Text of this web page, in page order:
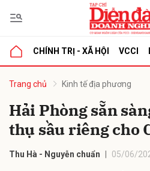
CHÍNH TRỊ - XÃ HỘI VCCI
Trang chủ Kinh tế địa phương
Hải Phòng sẵn
thụ sầu riêng cho
Thu Hà - Nguyễn chuẩn 05/06/
luận